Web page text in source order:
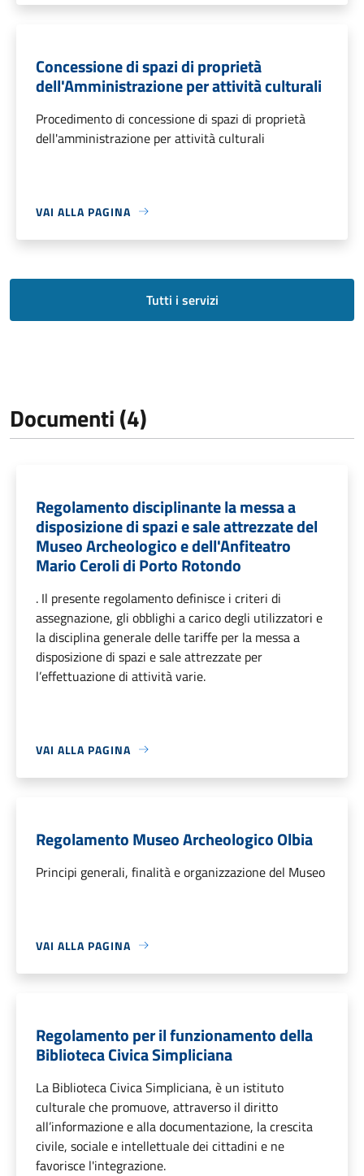
Concessione di spazi di proprietà
dell'Amministrazione per attività culturali
Procedimento di concessione di spazi di proprietà
dell'amministrazione per attività culturali
VAI ALLA PAGINA
Tutti i servizi
Documenti (4)
Regolamento disciplinante la messa a
disposizione di spazi e sale attrezzate del
Museo Archeologico e dell'Anfiteatro
Mario Ceroli di Porto Rotondo
. Il presente regolamento definisce i criteri di
assegnazione, gli obblighi a carico degli utilizzatori e
la disciplina generale delle tariffe per la messa a
disposizione di spazi e sale attrezzate per
l’effettuazione di attività varie.
VAI ALLA PAGINA
Regolamento Museo Archeologico Olbia
Principi generali, finalità e organizzazione del Museo
VAI ALLA PAGINA
Regolamento per il funzionamento della
Biblioteca Civica Simpliciana
La Biblioteca Civica Simpliciana, è un istituto
culturale che promuove, attraverso il diritto
all’informazione e alla documentazione, la crescita
civile, sociale e intellettuale dei cittadini e ne
favorisce l'integrazione.